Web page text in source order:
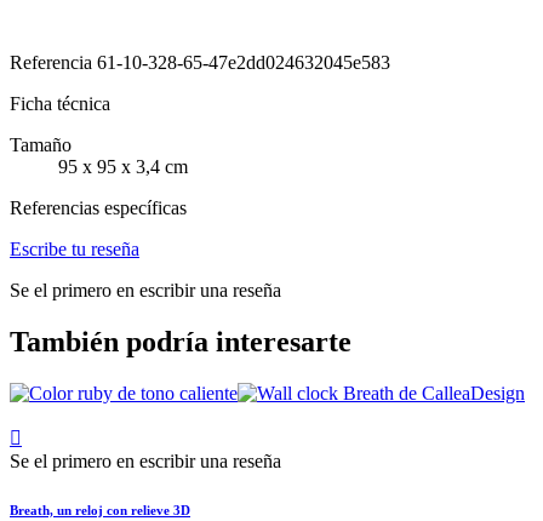
Referencia 61-10-328-65-47e2dd024632045e583
Ficha técnica
Tamaño
95 x 95 x 3,4 cm
Referencias específicas
Escribe tu reseña
Se el primero en escribir una reseña
También podría interesarte

Se el primero en escribir una reseña
Breath, un reloj con relieve 3D